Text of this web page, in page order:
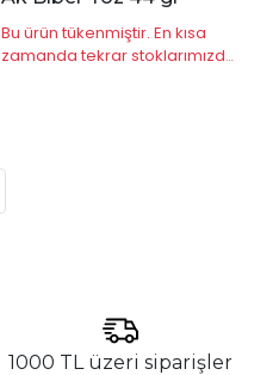
Bu ürün tükenmiştir. En kısa
zamanda tekrar stoklarımızda
1000 TL üzeri siparişler